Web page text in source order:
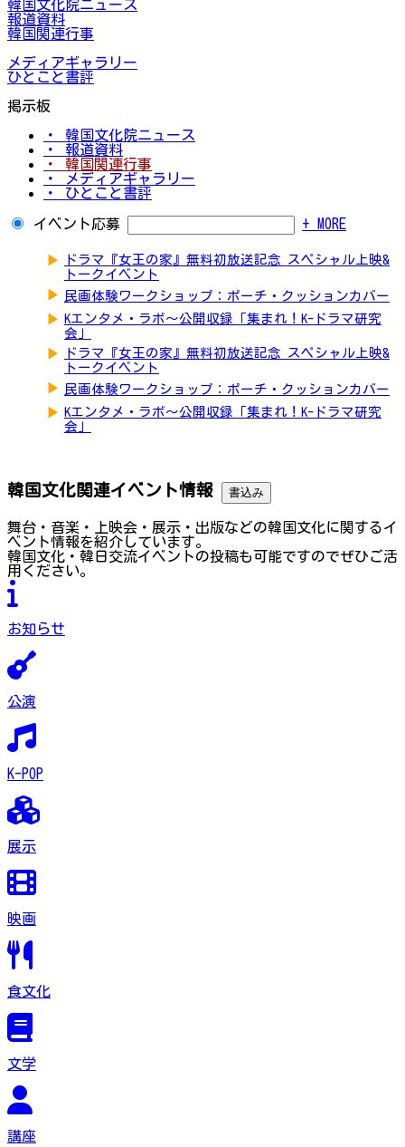
韓国文化院ニュース
報道資料
韓国関連行事
メディアギャラリー
ひとこと書評
掲示板
・ 韓国文化院ニュース
・ 報道資料
・ 韓国関連行事
・ メディアギャラリー
・ ひとこと書評
イベント応募 + MORE
▶
ドラマ『女王の家』無料初放送記念 スペシャル上映&
トークイベント
▶ 民画体験ワークショップ：ポーチ・クッションカバー
▶ Kエンタメ・ラボ～公開収録「集まれ！K-ドラマ研究
会」
▶
ドラマ『女王の家』無料初放送記念 スペシャル上映&
トークイベント
▶ 民画体験ワークショップ：ポーチ・クッションカバー
▶ Kエンタメ・ラボ～公開収録「集まれ！K-ドラマ研究
会」
韓国文化関連イベント情報 書込み
舞台・音楽・上映会・展示・出版などの韓国文化に関するイ
ベント情報を紹介しています。
韓国文化・韓日交流イベントの投稿も可能ですのでぜひご活
用ください。
お知らせ
公演
K-POP
展示
映画
食文化
文学
講座